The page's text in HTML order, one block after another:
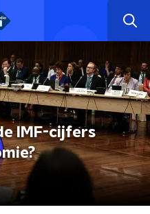
IMF-cijfers